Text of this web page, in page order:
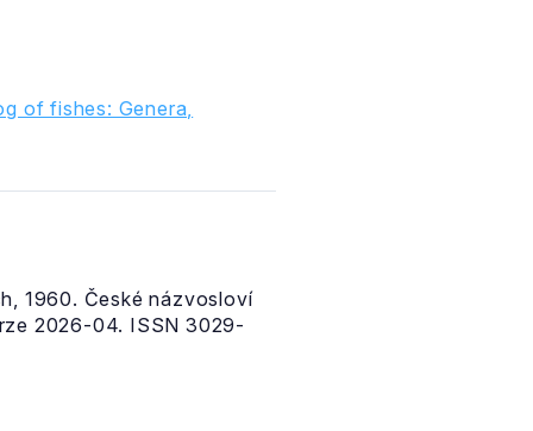
of fishes: Genera,
1960. České názvosloví
2026-04. ISSN 3029-